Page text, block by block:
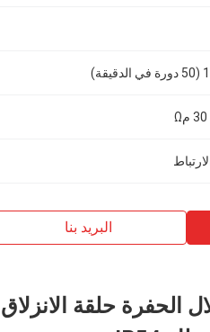
البريد بنا
الحفرة حلقة الانزلاق